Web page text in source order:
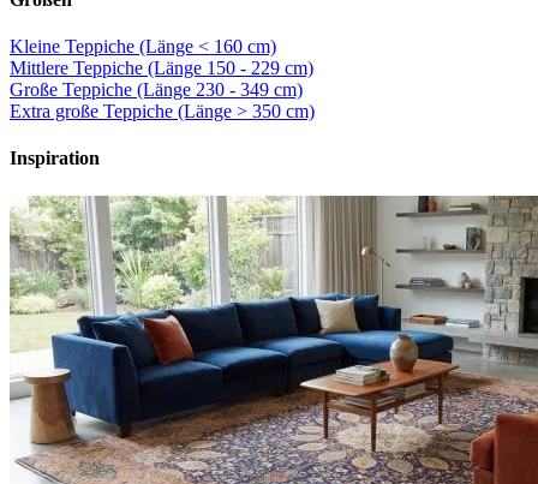
Kleine Teppiche (Länge < 160 cm)
Mittlere Teppiche (Länge 150 - 229 cm)
Große Teppiche (Länge 230 - 349 cm)
Extra große Teppiche (Länge > 350 cm)
Inspiration